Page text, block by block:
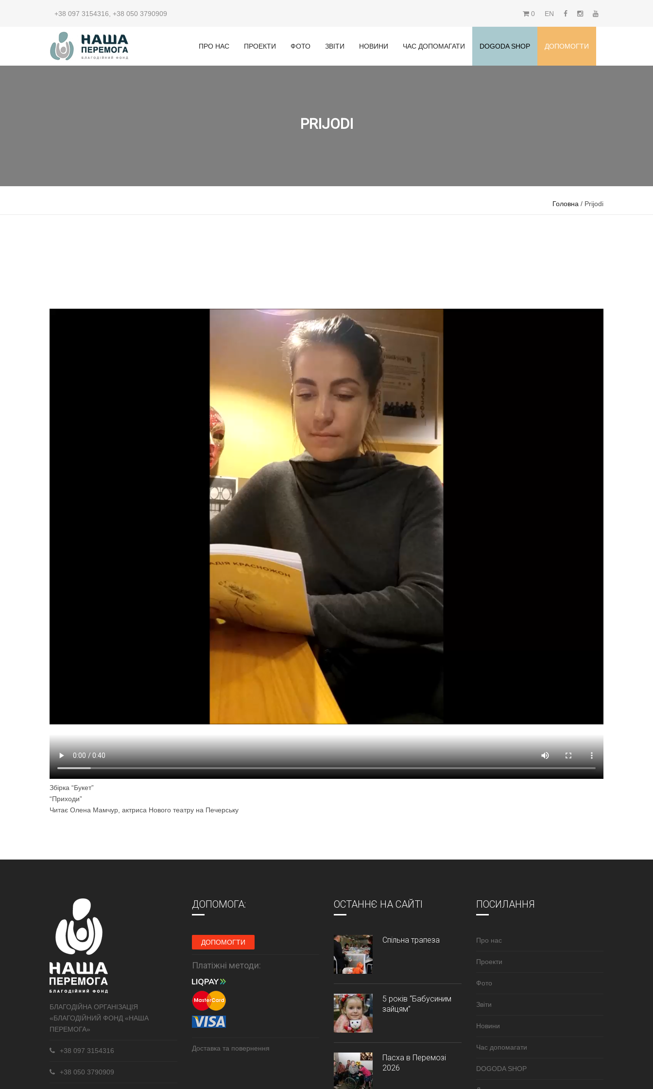
+38 097 3154316 +38 050 3790909 0 EN
ПРО НАС ПРОЕКТИ ФОТО ЗВІТИ НОВИНИ ЧАС ДОПОМАГАТИ DOGODA SHOP ДОПОМОГТИ
PRIJODI
Головна / Prijodi
Збірка “Букет”
“Приходи”
Читає Олена Мамчур, актриса Нового театру на Печерську
БЛАГОДІЙНА ОРГАНІЗАЦІЯ
«БЛАГОДІЙНИЙ ФОНД «НАША
ПЕРЕМОГА»
+38 097 3154316
+38 050 3790909
ДОПОМОГА:
ДОПОМОГТИ
Платіжні методи:
Доставка та повернення
ОСТАННЄ НА САЙТІ
Спільна трапеза
5 років “Бабусиним
зайцям”
Пасха в Перемозі
2026
ПОСИЛАННЯ
Про нас
Проекти
Фото
Звіти
Новини
Час допомагати
DOGODA SHOP